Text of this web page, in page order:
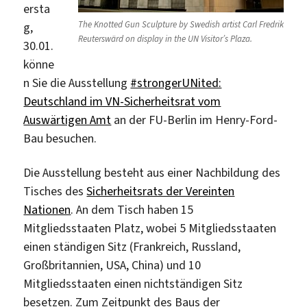
The Knotted Gun Sculpture by Swedish artist Carl Fredrik
Reuterswärd on display in the UN Visitor’s Plaza.
ersta
g,
30.01.
könne
n Sie die Ausstellung #strongerUNited:
Deutschland im VN-Sicherheitsrat vom
Auswärtigen Amt an der FU-Berlin im Henry-Ford-
Bau besuchen.
Die Ausstellung besteht aus einer Nachbildung des
Tisches desSicherheitsrats der Vereinten
Nationen. An dem Tisch haben 15
Mitgliedsstaaten Platz, wobei 5 Mitgliedsstaaten
einen ständigen Sitz (Frankreich, Russland,
Großbritannien, USA, China) und 10
Mitgliedsstaaten einen nichtständigen Sitz
besetzen. Zum Zeitpunkt des Baus der